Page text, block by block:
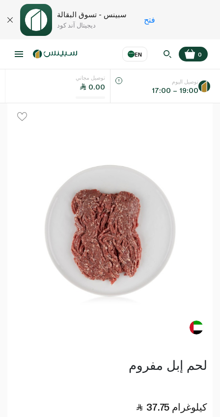
سبينس - تسوق البقالة
ديجيتال آند كود
فتح
EN
اللغة عر
0
توصيل مجاني
0.00
توصيل اليوم
17:00 – 19:00
لحم إبل مفروم
37.75 كيلوغرام